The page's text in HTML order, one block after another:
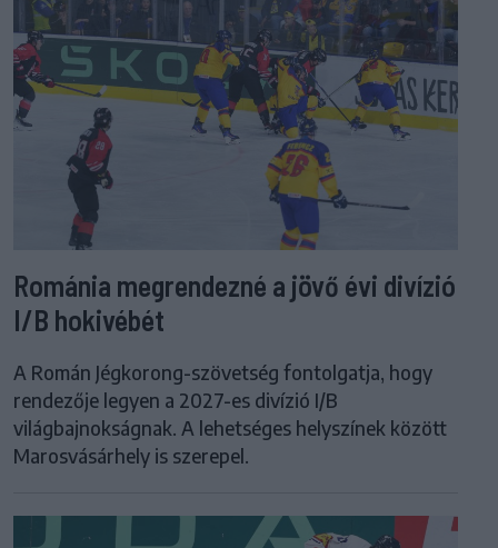
Románia megrendezné a jövő évi divízió
I/B hokivébét
A Román Jégkorong-szövetség fontolgatja, hogy
rendezője legyen a 2027-es divízió I/B
világbajnokságnak. A lehetséges helyszínek között
Marosvásárhely is szerepel.